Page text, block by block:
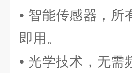
• 智能传感器，所
即用。
• 光学技术，无需